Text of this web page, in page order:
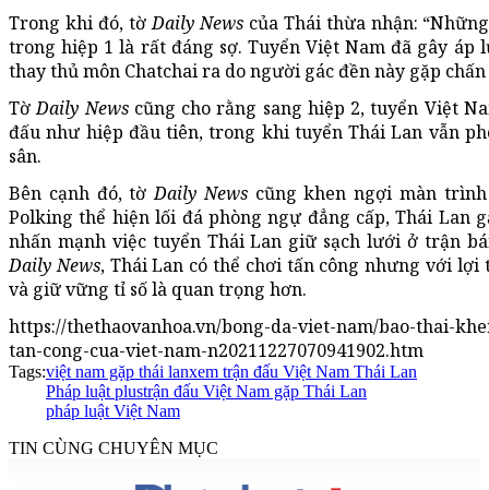
Trong khi đó, tờDaily Newscủa Thái thừa nhận:
trong hiệp 1 là rất đáng sợ. Tuyển Việt Nam đã gây áp
thay thủ môn Chatchai ra do người gác đền này gặp
TờDaily Newscũng cho rằng sang hiệp 2, tuyển Việt
đấu như hiệp đầu tiên, trong khi tuyển Thái Lan vẫn
sân.
Bên cạnh đó, tờDaily Newscũng khen ngợi màn trình
Polking thể hiện lối đá phòng ngự đẳng cấp, Thái Lan
nhấn mạnh việc tuyển Thái Lan giữ sạch lưới ở trận
Daily News, Thái Lan có thể chơi tấn công nhưng với
và giữ vững tỉ số là quan trọng hơn.
https://thethaovanhoa.vn/bong-da-viet-nam/bao-thai-
tan-cong-cua-viet-nam-n20211227070941902.htm
Tags:việt nam gặp thái lanxem trận đấu Việt Nam Thái Lan
Pháp luật plustrận đấu Việt Nam gặp Thái Lan
pháp luật Việt Nam
TIN CÙNG CHUYÊN MỤC